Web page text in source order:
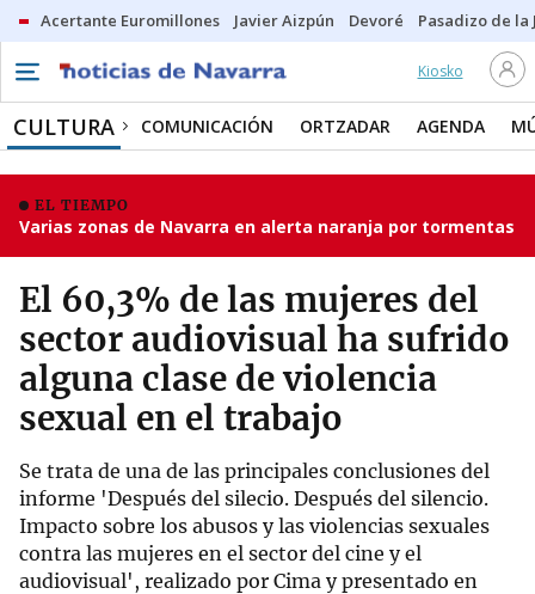
Acertante Euromillones Javier Aizpún Devoré Pasadizo de la
Kiosko
CULTURA COMUNICACIÓN ORTZADAR AGENDA
EL TIEMPO
Varias zonas de Navarra en alerta naranja por tormentas
El 60,3% de las mujeres del
sector audiovisual ha sufrido
alguna clase de violencia
sexual en el trabajo
Se trata de una de las principales conclusiones del
informe 'Después del silecio. Después del silencio.
Impacto sobre los abusos y las violencias sexuales
contra las mujeres en el sector del cine y el
audiovisual', realizado por Cima y presentado en